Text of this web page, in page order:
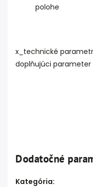
polohe
x_technické
doplňujúci parameter
Dodatočné
Kategória: